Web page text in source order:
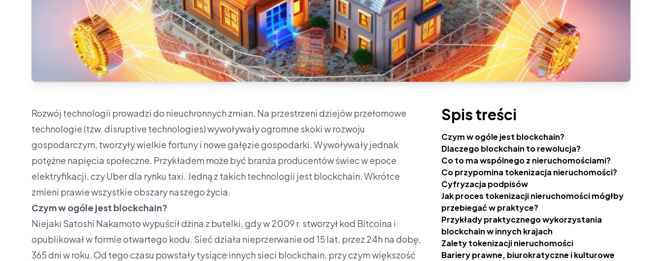
Rozwój technologii prowadzi do nieuchronnych zmian. Na przestrzeni dziejów przełomowe
technologie (tzw. disruptive technologies) wywoływały ogromne skoki w rozwoju
gospodarczym, tworzyły wielkie fortuny i nowe gałęzie gospodarki. Wywoływały jednak
potężne napięcia społeczne. Przykładem może być branża producentów świec w epoce
elektryfikacji, czy Uber dla rynku taxi. Jedną z takich technologii jest blockchain. Wkrótce
zmieni prawie wszystkie obszary naszego życia.
Czym w ogóle jest blockchain?
Niejaki Satoshi Nakamoto wypuścił dżina z butelki, gdy w 2009 r. stworzył kod Bitcoina i
opublikował w formie otwartego kodu. Sieć działa nieprzerwanie od 15 lat, przez 24h na dobę,
365 dni w roku. Od tego czasu powstały tysiące innych sieci blockchain, przy czym większość
Spis treści
Czym w ogóle jest blockchain?
Dlaczego blockchain to rewolucja?
Co to ma wspólnego z nieruchomościami?
Co przypomina tokenizacja nieruchomości?
Cyfryzacja podpisów
Jak proces tokenizacji nieruchomości mógłby
przebiegać w praktyce?
Przykłady praktycznego wykorzystania
blockchain w innych krajach
Zalety tokenizacji nieruchomości
Bariery prawne, biurokratyczne i kulturowe